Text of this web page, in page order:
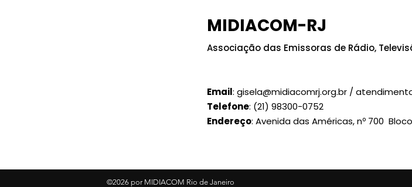
radiodifusão, jornais e
votação
Associação das Emissoras de Rádio,
MIDIACOM-RJ
Email: gisela@midiacomrj.org.br /
Telefone: (21) 98300-0752
Endereço: Avenida das Américas, nº 700
©2026 por MIDIACOM Rio de Janeiro